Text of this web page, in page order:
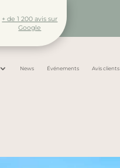
+ de 1 200 avis sur
Google
News Événements Avis clients